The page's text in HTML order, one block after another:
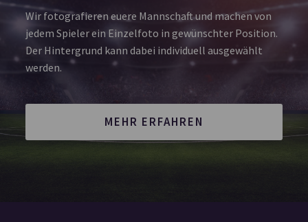
Wir fotografieren euere Mannschaft und machen von
jedem Spieler ein Einzelfoto in gewünschter Position.
Der Hintergrund kann dabei individuell ausgewählt
werden.
MEHR ERFAHREN